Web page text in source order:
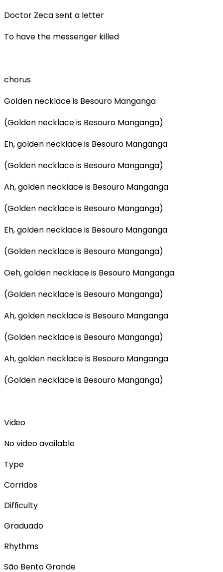
Doctor Zeca sent a letter
To have the messenger killed
chorus
Golden necklace is Besouro Manganga
(Golden necklace is Besouro Manganga)
Eh, golden necklace is Besouro Manganga
(Golden necklace is Besouro Manganga)
Ah, golden necklace is Besouro Manganga
(Golden necklace is Besouro Manganga)
Eh, golden necklace is Besouro Manganga
(Golden necklace is Besouro Manganga)
Oeh, golden necklace is Besouro Manganga
(Golden necklace is Besouro Manganga)
Ah, golden necklace is Besouro Manganga
(Golden necklace is Besouro Manganga)
Ah, golden necklace is Besouro Manganga
(Golden necklace is Besouro Manganga)
Video
No video available
Type
Corridos
Difficulty
Graduado
Rhythms
São Bento Grande